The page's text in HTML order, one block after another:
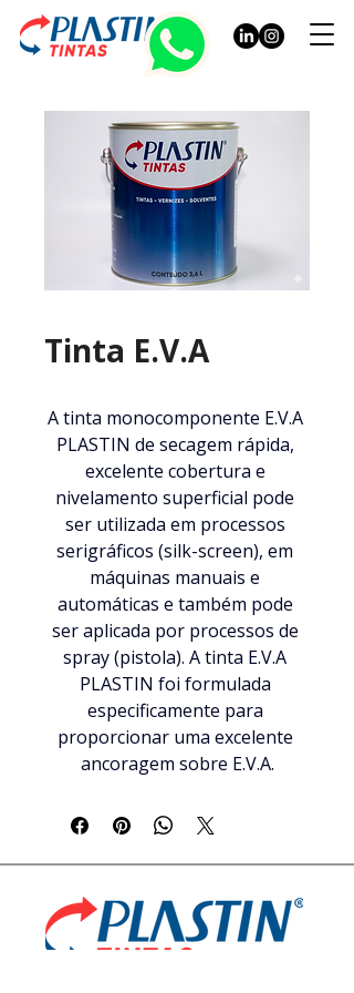
Tinta E.V.A
A tinta monocomponente E.V.A
PLASTIN de secagem rápida,
excelente cobertura e
nivelamento superficial pode
ser utilizada em processos
serigráficos (silk-screen), em
máquinas manuais e
automáticas e também pode
ser aplicada por processos de
spray (pistola). A tinta E.V.A
PLASTIN foi formulada
especificamente para
proporcionar uma excelente
ancoragem sobre E.V.A.